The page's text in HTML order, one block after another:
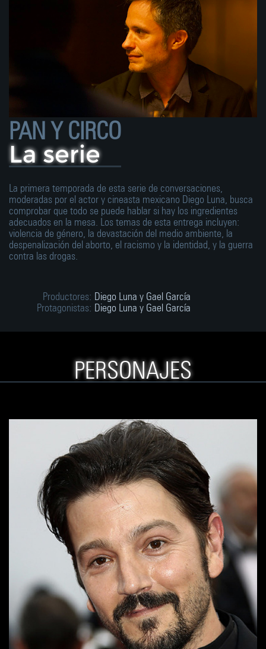
PAN Y CIRCO
La serie
La primera temporada de esta serie de conversaciones,
moderadas por el actor y cineasta mexicano Diego Luna, busca
comprobar que todo se puede hablar si hay los ingredientes
adecuados en la mesa. Los temas de esta entrega incluyen:
violencia de género, la devastación del medio ambiente, la
despenalización del aborto, el racismo y la identidad, y la guerra
contra las drogas.
Productores: Diego Luna y Gael García
Protagonistas: Diego Luna y Gael García
PERSONAJES